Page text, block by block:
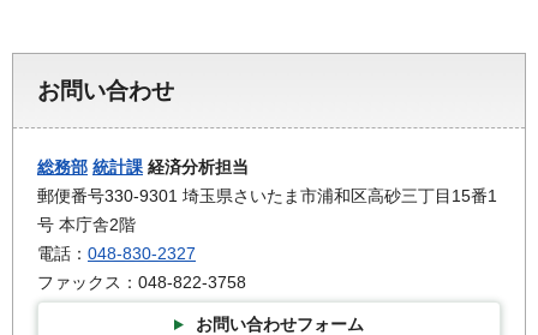
お問い合わせ
総務部 統計課 経済分析担当
郵便番号330-9301 埼玉県さいたま市浦和区高砂三丁目15番1
号 本庁舎2階
電話： 048-830-2327
ファックス：048-822-3758
お問い合わせフォーム